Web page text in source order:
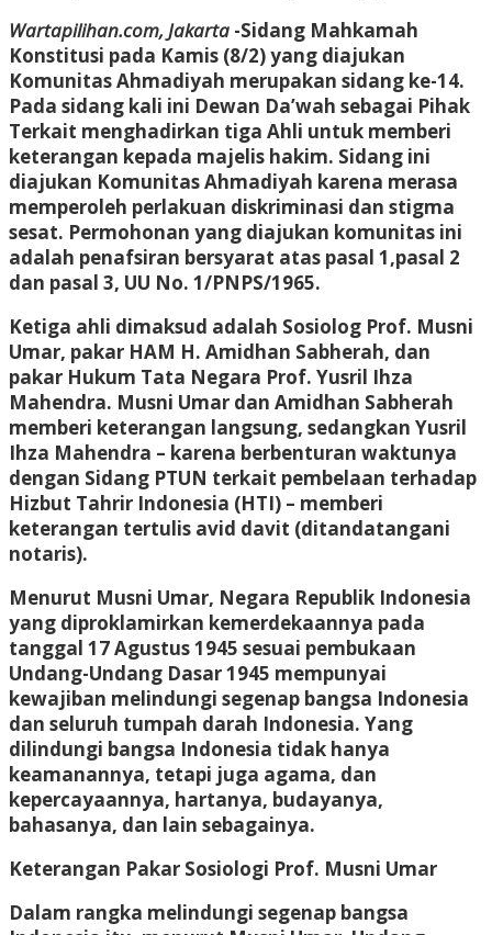
Wartapilihan.com, Jakarta -Sidang Mahkamah
Konstitusi pada Kamis (8/2) yang diajukan
Komunitas Ahmadiyah merupakan sidang ke-14.
Pada sidang kali ini Dewan Da’wah sebagai Pihak
Terkait menghadirkan tiga Ahli untuk memberi
keterangan kepada majelis hakim. Sidang ini
diajukan Komunitas Ahmadiyah karena merasa
memperoleh perlakuan diskriminasi dan stigma
sesat. Permohonan yang diajukan komunitas ini
adalah penafsiran bersyarat atas pasal 1,pasal 2
dan pasal 3, UU No. 1/PNPS/1965.
Ketiga ahli dimaksud adalah Sosiolog Prof. Musni
Umar, pakar HAM H. Amidhan Sabherah, dan
pakar Hukum Tata Negara Prof. Yusril Ihza
Mahendra. Musni Umar dan Amidhan Sabherah
memberi keterangan langsung, sedangkan Yusril
Ihza Mahendra – karena berbenturan waktunya
dengan Sidang PTUN terkait pembelaan terhadap
Hizbut Tahrir Indonesia (HTI) – memberi
keterangan tertulis avid davit (ditandatangani
notaris).
Menurut Musni Umar, Negara Republik Indonesia
yang diproklamirkan kemerdekaannya pada
tanggal 17 Agustus 1945 sesuai pembukaan
Undang-Undang Dasar 1945 mempunyai
kewajiban melindungi segenap bangsa Indonesia
dan seluruh tumpah darah Indonesia. Yang
dilindungi bangsa Indonesia tidak hanya
keamanannya, tetapi juga agama, dan
kepercayaannya, hartanya, budayanya,
bahasanya, dan lain sebagainya.
Keterangan Pakar Sosiologi Prof. Musni Umar
Dalam rangka melindungi segenap bangsa